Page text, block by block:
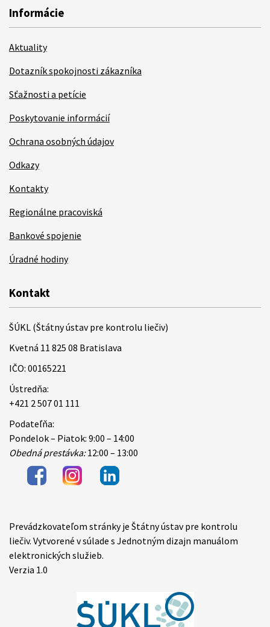
Informácie
Aktuality
Dotazník spokojnosti zákazníka
Sťažnosti a petície
Poskytovanie informácií
Ochrana osobných údajov
Odkazy
Kontakty
Regionálne pracoviská
Bankové spojenie
Úradné hodiny
Kontakt
ŠÚKL (Štátny ústav pre kontrolu liečiv)
Kvetná 11 825 08 Bratislava
IČO: 00165221
Ústredňa:
+421 2 507 01 111
Podateľňa:
Pondelok – Piatok: 9:00 – 14:00
Obedná prestávka:12:00 – 13:00
Items
Prevádzkovateľom stránky je Štátny ústav pre kontrolu
liečiv. Vytvorené v súlade s Jednotným dizajn manuálom
elektronických služieb.
Verzia 1.0